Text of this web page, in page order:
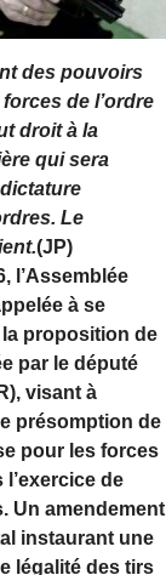
des pouvoirs
de l’ordre
droit à la
qui sera
Le
(JP)
l’Assemblée
à se
proposition de
par le député
visant à
présomption de
pour les forces
l’exercice de
Un amendement
instaurant une
légalité des tirs